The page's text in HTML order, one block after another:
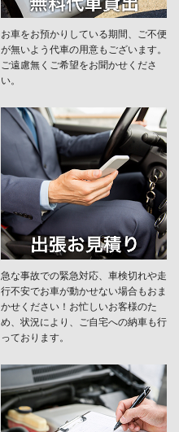
お車をお預かりしている期間、ご不便
が無いよう代車の用意もございます。
ご遠慮無くご希望をお聞かせくださ
い。
急な事故での緊急対応、車検切れや走
行不安でお車が動かせない場合もおま
かせください！お忙しいお客様のた
め、状況により、ご自宅への納⾞も⾏
っております。